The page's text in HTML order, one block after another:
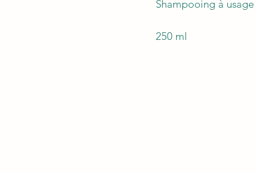
Shampooing à
250 ml